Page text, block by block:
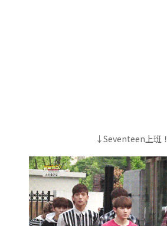
↓Seventeen上班！